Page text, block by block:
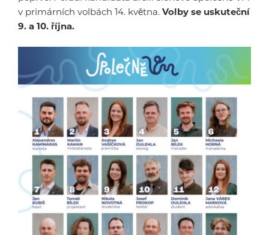
v primárních volbách 14. května. Volby se uskuteční
9. a 10. října.